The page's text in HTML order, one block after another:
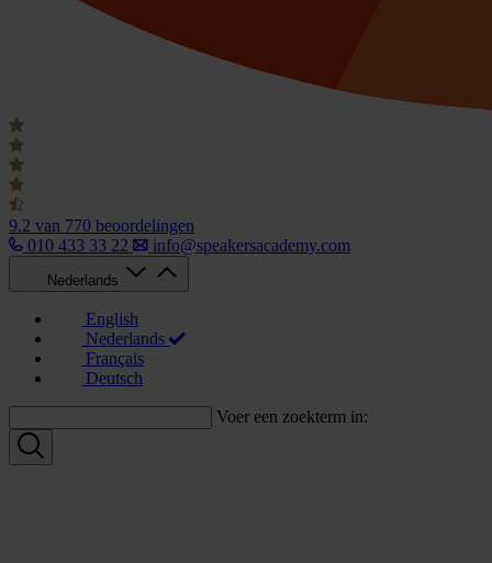
9.2 van 770 beoordelingen
010 433 33 22
info@speakersacademy.com
Nederlands
English
Nederlands
Français
Deutsch
Voer een zoekterm in: